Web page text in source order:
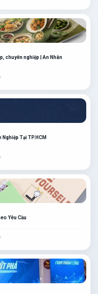
chuyên nghiệp | An Nhân
Tại TP.HCM
Yêu Cầu